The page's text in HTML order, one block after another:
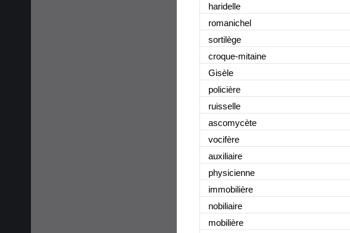
haridelle
romanichel
sortilège
croque-mitaine
Gisèle
policière
ruisselle
ascomycète
vocifère
auxiliaire
physicienne
immobilière
nobiliaire
mobilière